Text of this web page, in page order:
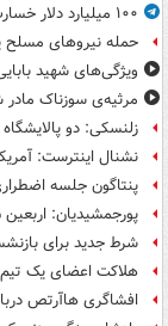
۱۰۰ میلیارد دلار خسارت، برای باز نگه داشتن تنگه‌ای که باز بود!
حمله نیروهای مسلح
ویژگی‌های شهید
مرثیه‌ی سوزناک مادر
زلنسکی: دو
نشنال اینترست:
پنتاگون جلسه
پورجمشیدیان: اربعین ۱۴۰۵ با بالاترین سطح امنیت برگزار شد
شرط جدید برای
هلاکت اعضای یک
افشاگری هاآرتص